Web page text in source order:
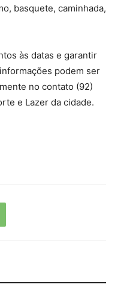
basquete, caminhada,
às datas e garantir
podem ser
no contato (92)
e Lazer da cidade.